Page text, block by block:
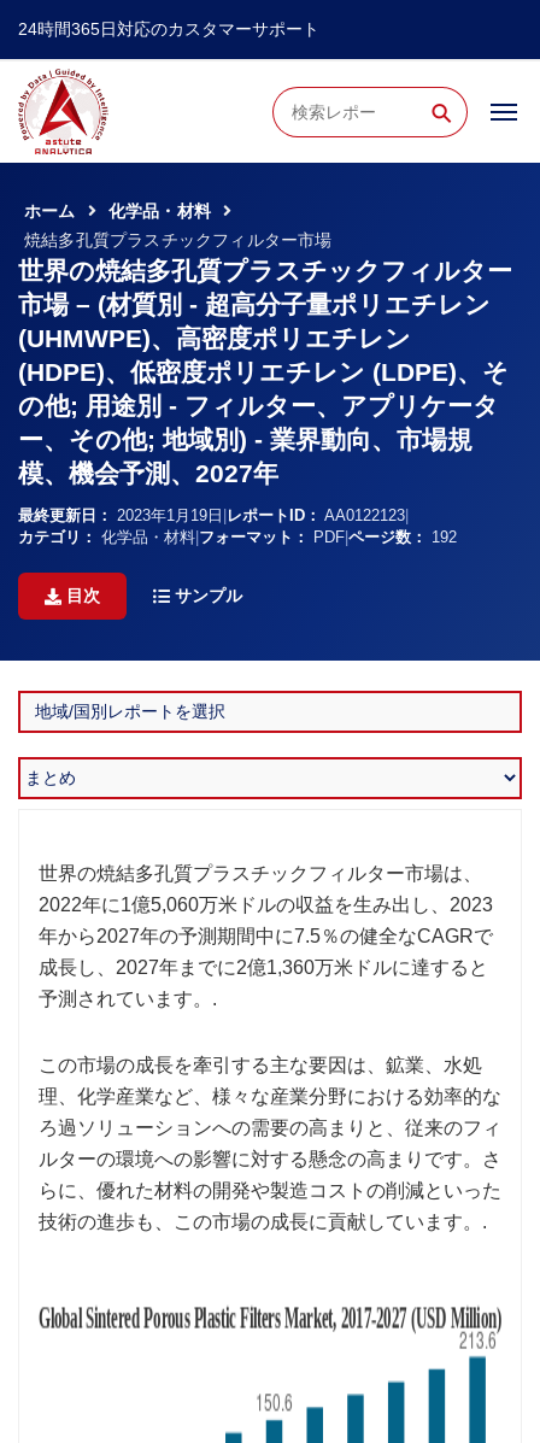
24時間365日対応のカスタマーサポート
⚲
ホーム
化学品・材料
焼結多孔質プラスチックフィルター市場
世界の焼結多孔質プラスチックフィルター
市場 – (材質別 - 超高分子量ポリエチレン
(UHMWPE)、高密度ポリエチレン
(HDPE)、低密度ポリエチレン (LDPE)、そ
の他; 用途別 - フィルター、アプリケータ
ー、その他; 地域別) - 業界動向、市場規
模、機会予測、2027年
最終更新日： 2023年1月19日 レポートID： AA0122123
カテゴリ：
化学品・材料 フォーマット： PDF ページ数： 192
目次 サンプル
世界の焼結多孔質プラスチックフィルター市場は、
2022年に1億5,060万米ドルの収益を生み出し、2023
年から2027年の予測期間中に7.5％の健全なCAGRで
成長し、2027年までに2億1,360万米ドルに達すると
予測されています。.
この市場の成長を牽引する主な要因は、鉱業、水処
理、化学産業など、様々な産業分野における効率的な
ろ過ソリューションへの需要の高まりと、従来のフィ
ルターの環境への影響に対する懸念の高まりです。さ
らに、優れた材料の開発や製造コストの削減といった
技術の進歩も、この市場の成長に貢献しています。.